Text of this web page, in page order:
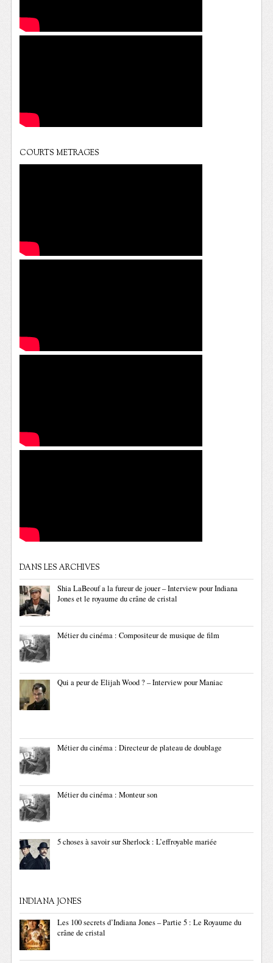
COURTS METRAGES
DANS LES ARCHIVES
Shia LaBeouf a la fureur de jouer – Interview pour Indiana
Jones et le royaume du crâne de cristal
Métier du cinéma : Compositeur de musique de film
Qui a peur de Elijah Wood ? – Interview pour Maniac
Métier du cinéma : Directeur de plateau de doublage
Métier du cinéma : Monteur son
5 choses à savoir sur Sherlock : L’effroyable mariée
INDIANA JONES
Les 100 secrets d’Indiana Jones – Partie 5 : Le Royaume du
crâne de cristal